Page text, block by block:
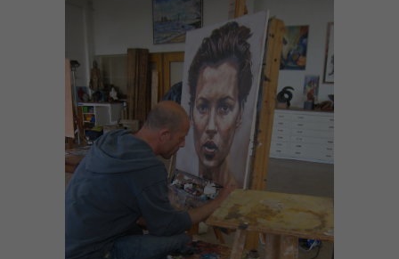
van de After Nature kunstenaars. Toepasselijk is dan
ook de titel van de ludieke agenda-catalogus bij hun
expositie bij Daniel Newburg (New York 1992):
Raiders of the lost Art. De invloed van de groep is
enorm en één van haar verdienste is de terugkeer
van het realisme in de schilderskunst.
Na het uiteenvallen van het After Nature collectief in
1992 gaat Gijs Donker samen met zijn broers Aad en
Justus nog een tijd door met groepsexposities, vooral
in Verenigde Staten. Na het overlijden van zijn broer
Aad in 1998 gaat Gijs vervolgens alleen verder en
richt hij zich vooral op het ontwikkelen van zijn
schilderstijl. Inmiddels heeft Gijs Donker weer talloze
exposities op zijn naam staan.